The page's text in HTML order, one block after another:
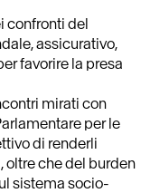
confronti del
assicurativo,
favorire la presa
mirati con
per le
di renderli
oltre che del burden
sistema socio-